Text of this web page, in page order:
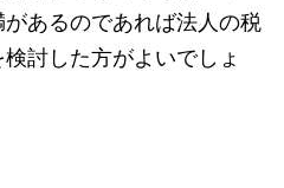
あるのであれば法人の税
討した方がよいでしょ